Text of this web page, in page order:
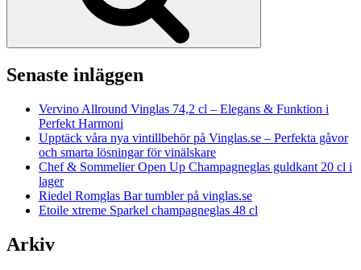
Senaste inläggen
Vervino Allround Vinglas 74,2 cl – Elegans & Funktion i
Perfekt Harmoni
Upptäck våra nya vintillbehör på Vinglas.se – Perfekta gåvor
och smarta lösningar för vinälskare
Chef & Sommelier Open Up Champagneglas guldkant 20 cl i
lager
Riedel Romglas Bar tumbler på vinglas.se
Etoile xtreme Sparkel champagneglas 48 cl
Arkiv